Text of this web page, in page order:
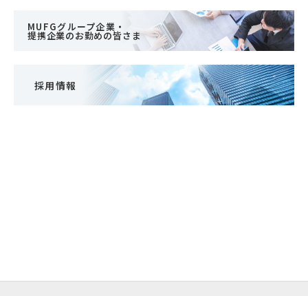
MUFGグループ企業・
提携企業のお勤めの皆さま
採用情報